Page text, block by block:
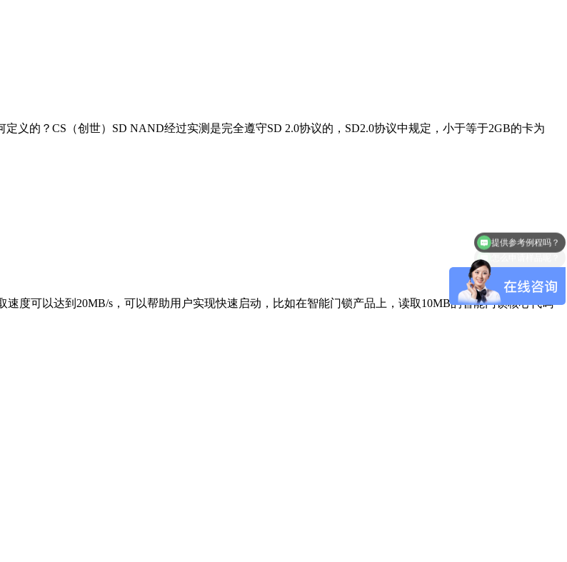
义的？CS（创世）SD NAND经过实测是完全遵守SD 2.0协议的，SD2.0协议中规定，小于等于2GB的卡为
度可以达到20MB/s，可以帮助用户实现快速启动，比如在智能门锁产品上，读取10MB的智能门锁核心代码
怎么申请样品呢？